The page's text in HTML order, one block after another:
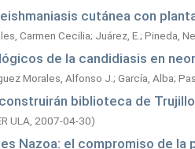
cutánea con
Carmen Cecilia; Juárez, E.; Pineda,
de la candidiasis en
Morales, Alfonso J. ; García, Alba;
biblioteca de
ULA, 2007-04-30)
Nazoa: el compromiso de la